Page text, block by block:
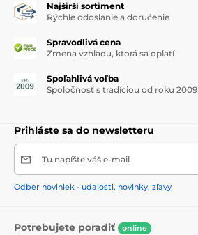
Najširší sortiment
Rýchle odoslanie a doručenie
Spravodlivá cena
Zmena vzhľadu, ktorá sa oplatí
Spoľahlivá voľba
Spoločnosť s tradíciou od roku 2009
Prihláste sa do newsletteru
Tu napíšte váš e-mail
Odber noviniek - udalosti, novinky, zľavy
Potrebujete poradiť online